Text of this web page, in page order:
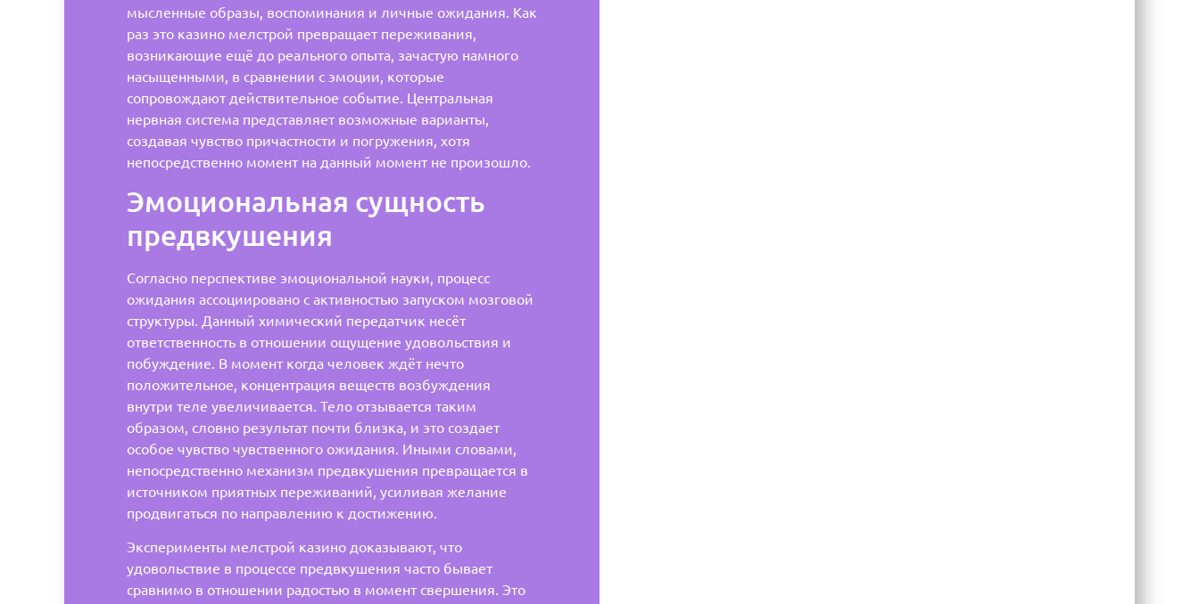
мысленные образы, воспоминания и личные ожидания. Как
раз это казино мелстрой превращает переживания,
возникающие ещё до реального опыта, зачастую намного
насыщенными, в сравнении с эмоции, которые
сопровождают действительное событие. Центральная
нервная система представляет возможные варианты,
создавая чувство причастности и погружения, хотя
непосредственно момент на данный момент не произошло.
Эмоциональная сущность
предвкушения
Согласно перспективе эмоциональной науки, процесс
ожидания ассоциировано с активностью запуском мозговой
структуры. Данный химический передатчик несёт
ответственность в отношении ощущение удовольствия и
побуждение. В момент когда человек ждёт нечто
положительное, концентрация веществ возбуждения
внутри теле увеличивается. Тело отзывается таким
образом, словно результат почти близка, и это создает
особое чувство чувственного ожидания. Иными словами,
непосредственно механизм предвкушения превращается в
источником приятных переживаний, усиливая желание
продвигаться по направлению к достижению.
Эксперименты мелстрой казино доказывают, что
удовольствие в процессе предвкушения часто бывает
сравнимо в отношении радостью в момент свершения. Это